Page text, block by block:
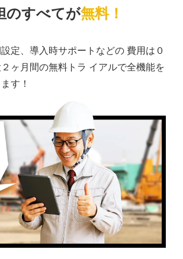
のすべてが無料！
定、導入時サポートなどの 費用は０
ヶ月間の無料トラ イアルで全機能を
す！